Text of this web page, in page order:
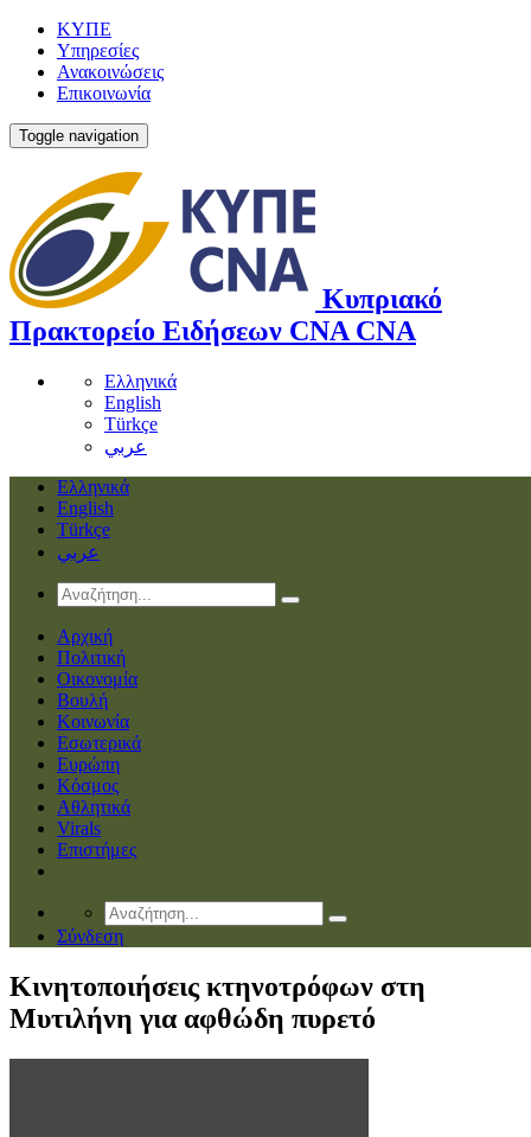
ΚΥΠΕ
Υπηρεσίες
Ανακοινώσεις
Επικοινωνία
Toggle navigation
Κυπριακό
Πρακτορείο Ειδήσεων CNA CNA
Ελληνικά
English
Türkçe
عربي
Ελληνικά
English
Türkçe
عربي
Αρχική
Πολιτική
Οικονομία
Βουλή
Κοινωνία
Εσωτερικά
Ευρώπη
Κόσμος
Αθλητικά
Virals
Επιστήμες
Σύνδεση
Κινητοποιήσεις κτηνοτρόφων στη
Μυτιλήνη για αφθώδη πυρετό